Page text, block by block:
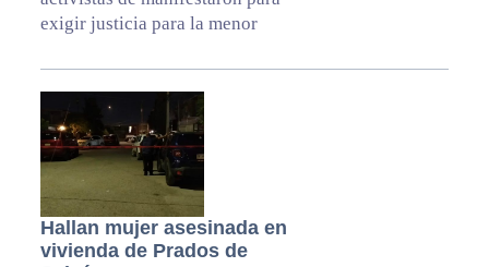
exigir justicia para la menor
Hallan mujer asesinada en
vivienda de Prados de